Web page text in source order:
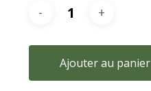
Ajouter au panier